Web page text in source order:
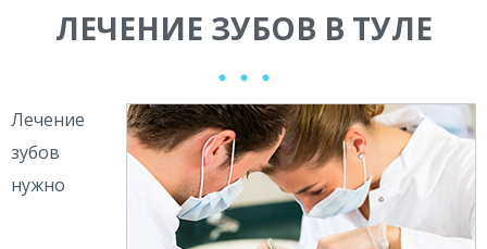
ЛЕЧЕНИЕ ЗУБОВ В ТУЛЕ
Лечение
зубов
нужно
A
A A A